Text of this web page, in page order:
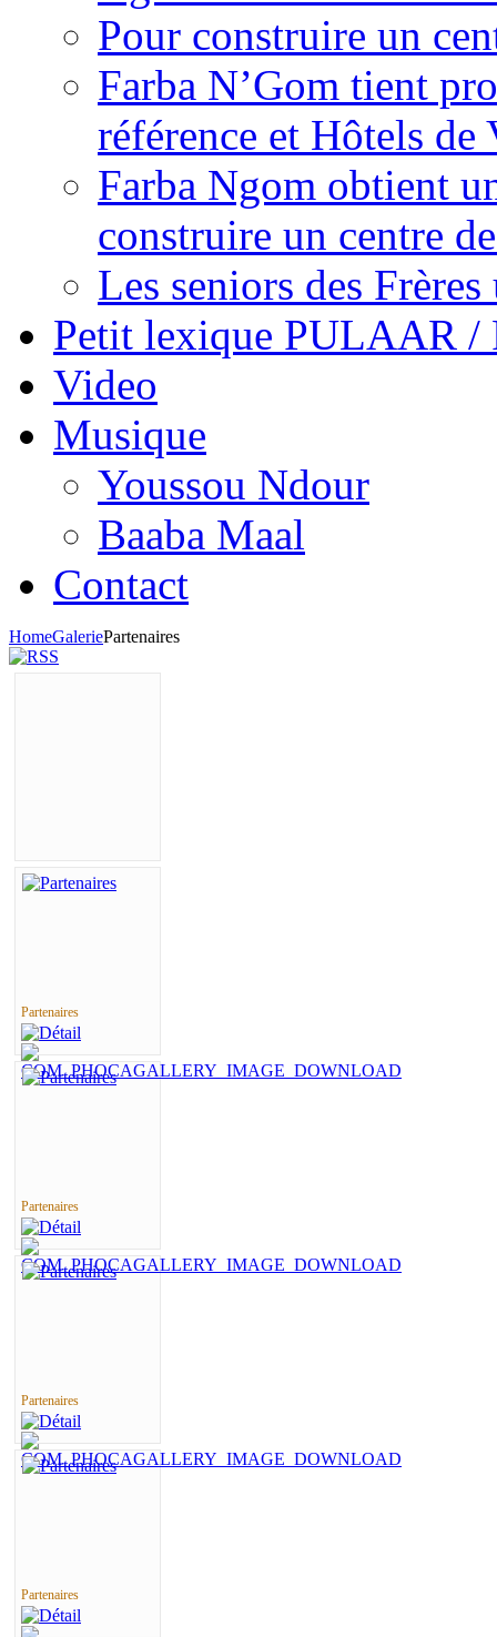
Pour construire un
Farba N’Gom tient
référence et Hôtels
Farba Ngom obtient
construire un centre
Les seniors des Frères
Petit lexique PULAAR
Video
Musique
Youssou Ndour
Baaba Maal
Contact
HomeGaleriePartenaires
Partenaires
Partenaires
Partenaires
Partenaires